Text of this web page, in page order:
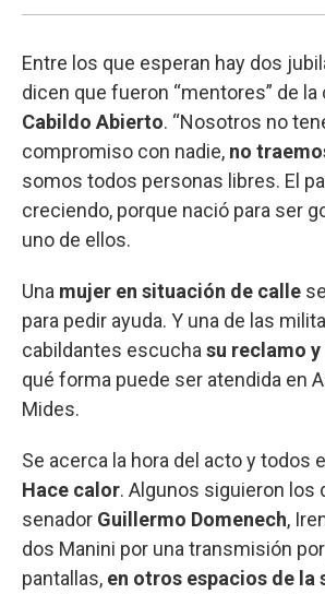
Entre los que esperan hay dos
dicen que fueron “mentores” de la
Cabildo Abierto. “Nosotros no
compromiso con nadie, no
somos todos personas libres. El
creciendo, porque nació para ser
uno de ellos.
Una mujer en situación de calle
para pedir ayuda. Y una de las
cabildantes escucha su reclamo
qué forma puede ser atendida en
Mides.
Se acerca la hora del acto y todos
Hace calor. Algunos siguieron los
senador Guillermo Domenech,
dos Manini por una transmisión
pantallas, en otros espacios de la